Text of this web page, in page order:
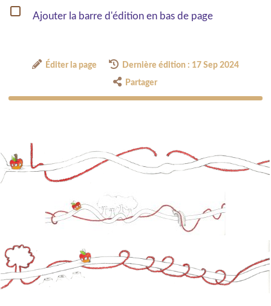
Ajouter la barre d'édition en bas de page
Éditer la page Dernière édition : 17 Sep 2024
Partager